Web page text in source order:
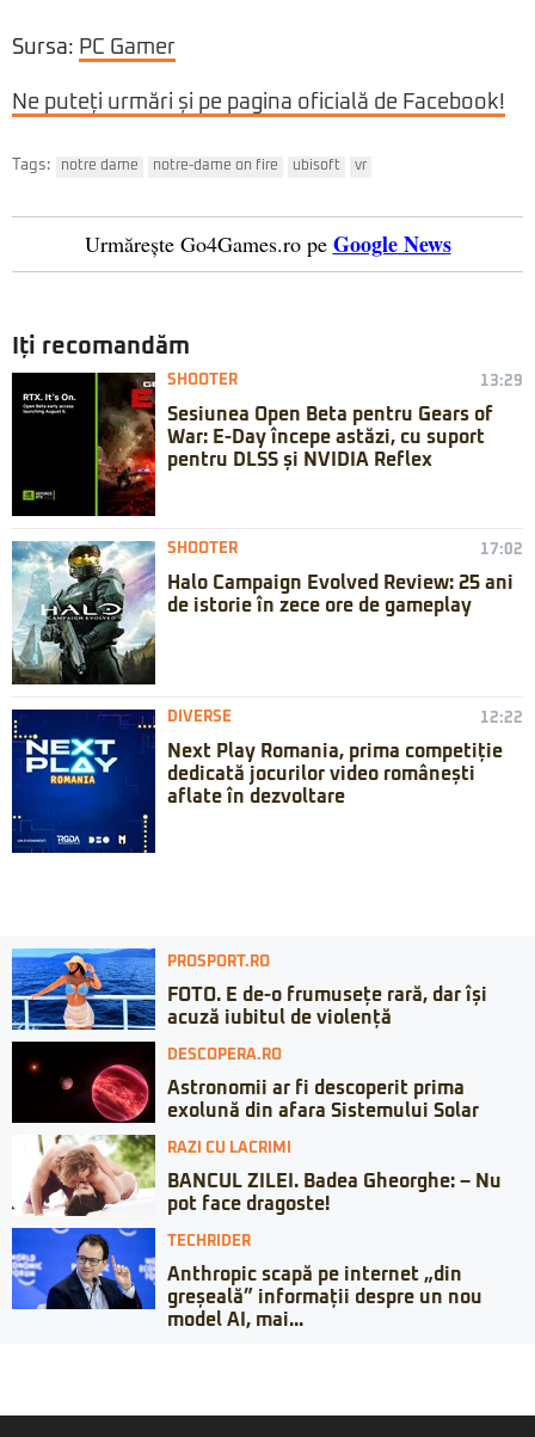
Sursa: PC Gamer
Ne puteți urmări și pe pagina oficială de Facebook!
Tags: notre dame notre-dame on fire ubisoft vr
Urmărește Go4Games.ro pe Google News
Iți recomandăm
SHOOTER 13:29
Sesiunea Open Beta pentru Gears of
War: E-Day începe astăzi, cu suport
pentru DLSS și NVIDIA Reflex
SHOOTER 17:02
Halo Campaign Evolved Review: 25 ani
de istorie în zece ore de gameplay
DIVERSE 12:22
Next Play Romania, prima competiție
dedicată jocurilor video românești
aflate în dezvoltare
PROSPORT.RO
FOTO. E de-o frumusețe rară, dar își
acuză iubitul de violență
DESCOPERA.RO
Astronomii ar fi descoperit prima
exolună din afara Sistemului Solar
RAZI CU LACRIMI
BANCUL ZILEI. Badea Gheorghe: – Nu
pot face dragoste!
TECHRIDER
Anthropic scapă pe internet „din
greșeală” informații despre un nou
model AI, mai...